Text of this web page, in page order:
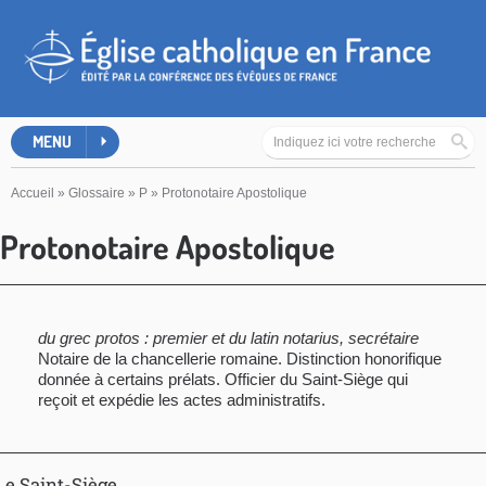
MENU
Accueil » Glossaire » P » Protonotaire Apostolique
Protonotaire Apostolique
du grec protos : premier et du latin notarius, secrétaire
Notaire de la chancellerie romaine. Distinction honorifique
donnée à certains prélats. Officier du Saint-Siège qui
reçoit et expédie les actes administratifs.